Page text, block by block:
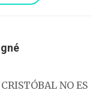
NO ES